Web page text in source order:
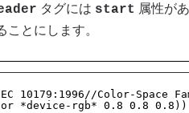
タグには start 属性が
ことにします。
10179:1996//Color-Space
*device-rgb* 0.8 0.8 0.8))